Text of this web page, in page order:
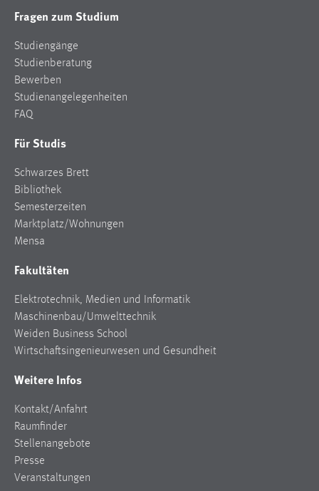
Fragen zum Studium
Studiengänge
Studienberatung
Bewerben
Studienangelegenheiten
FAQ
Für Studis
Schwarzes Brett
Bibliothek
Semesterzeiten
Marktplatz/Wohnungen
Mensa
Fakultäten
Elektrotechnik, Medien und Informatik
Maschinenbau/Umwelttechnik
Weiden Business School
Wirtschaftsingenieurwesen und Gesundheit
Weitere Infos
Kontakt/Anfahrt
Raumfinder
Stellenangebote
Presse
Veranstaltungen